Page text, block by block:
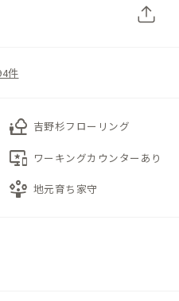
件
nature_people 吉野杉フローリング
important_devices ワーキングカウンターあり
person_play 地元育ち家守